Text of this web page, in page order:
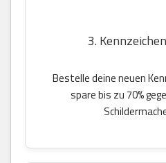
3.
Bestelle deine neuen
spare bis zu 70%